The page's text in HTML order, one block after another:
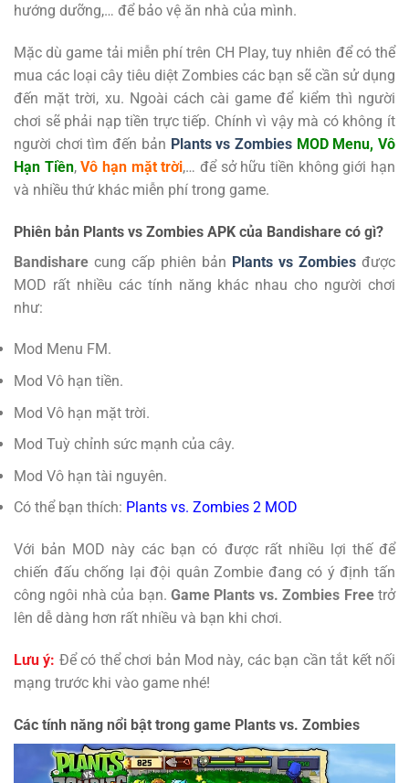
hướng dưỡng,… để bảo vệ ăn nhà của mình.
Mặc dù game tải miễn phí trên CH Play, tuy nhiên để có thể
mua các loại cây tiêu diệt Zombies các bạn sẽ cần sử dụng
đến mặt trời, xu. Ngoài cách cài game để kiểm thì người
chơi sẽ phải nạp tiền trực tiếp. Chính vì vậy mà có không ít
người chơi tìm đến bản Plants vs Zombies MOD Menu, Vô
Hạn Tiền,Vô hạn mặt trời,… để sở hữu tiền không giới hạn
và nhiều thứ khác miễn phí trong game.
Phiên bản Plants vs Zombies APK của Bandishare có gì?
Bandishare cung cấp phiên bản Plants vs Zombies được
MOD rất nhiều các tính năng khác nhau cho người chơi
như:
Mod Menu FM.
Mod Vô hạn tiền.
Mod Vô hạn mặt trời.
Mod Tuỳ chỉnh sức mạnh của cây.
Mod Vô hạn tài nguyên.
Có thể bạn thích: Plants vs. Zombies 2 MOD
Với bản MOD này các bạn có được rất nhiều lợi thế để
chiến đấu chống lại đội quân Zombie đang có ý định tấn
công ngôi nhà của bạn. Game Plants vs. Zombies Freetrở
lên dễ dàng hơn rất nhiều và bạn khi chơi.
Lưu ý: Để có thể chơi bản Mod này, các bạn cần tắt kết nối
mạng trước khi vào game nhé!
Các tính năng nổi bật trong game Plants vs. Zombies